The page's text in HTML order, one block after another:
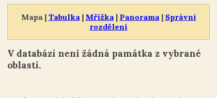
Mapa | Tabulka | Mřížka | Panorama | Správní
rozdělení
V databázi není žádná památka z vybrané
oblasti.